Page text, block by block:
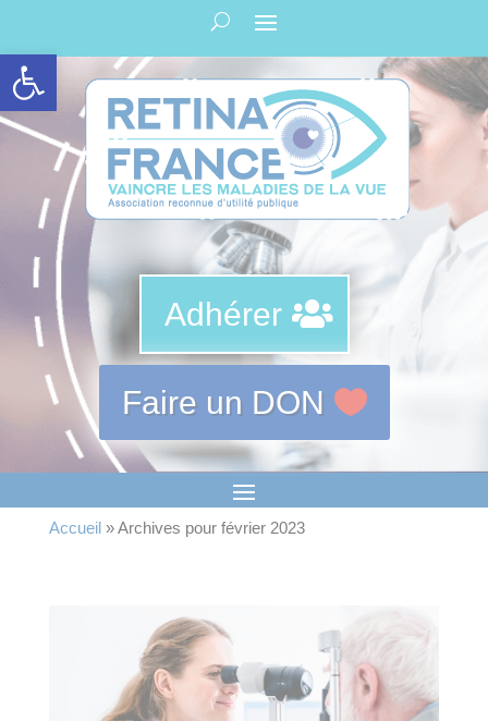
Panneau de gestion des cookies
Ouvrir la barre d’outils
Adhérer
Faire un DON
Accueil»Archives pour février 2023